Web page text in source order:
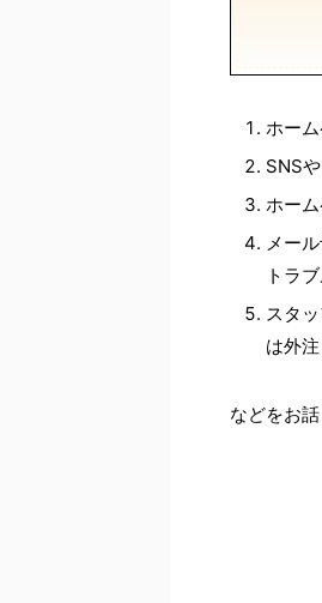
ホー
SNS
ホー
メー
トラ
スタ
は外
などをお